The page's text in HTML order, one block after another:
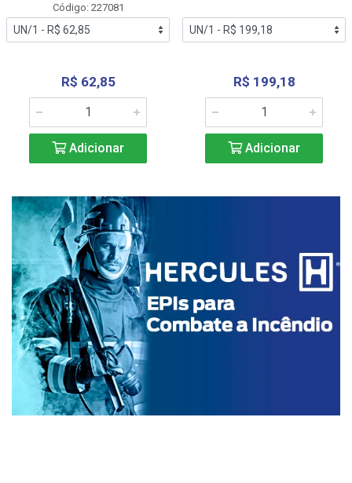
Código: 227081
R$ 62,85
Adicionar
R$ 199,18
Adicionar